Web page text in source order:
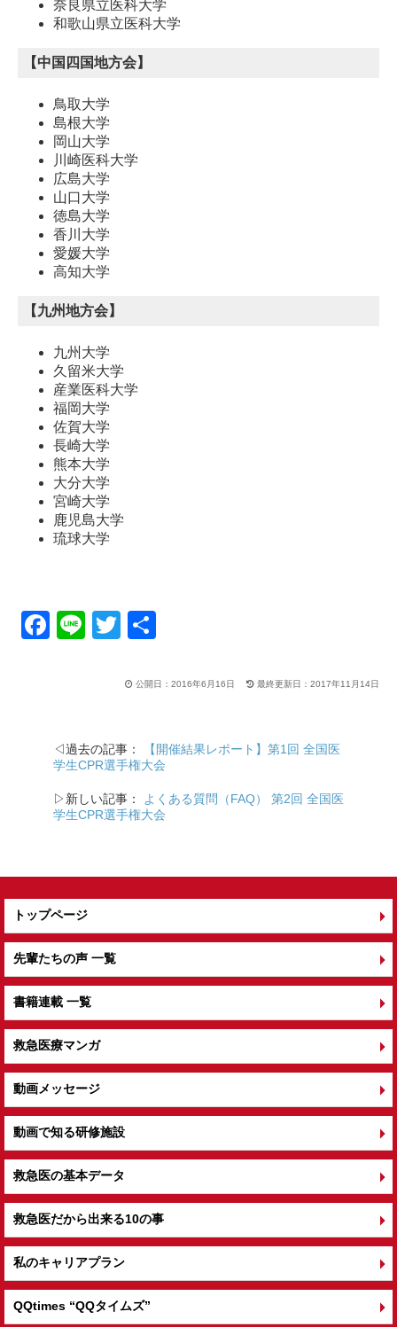
奈良県立医科大学
和歌山県立医科大学
【中国四国地方会】
鳥取大学
島根大学
岡山大学
川崎医科大学
広島大学
山口大学
徳島大学
香川大学
愛媛大学
高知大学
【九州地方会】
九州大学
久留米大学
産業医科大学
福岡大学
佐賀大学
長崎大学
熊本大学
大分大学
宮崎大学
鹿児島大学
琉球大学
F
b
o
o
k
Li
T
tt公開日：2016年6月16日 最終更新日：2017年11月14日
◁過去の記事：
【開催結果レポート】第1回 全国医
学生CPR選手権大会
▷新しい記事：
よくある質問（FAQ） 第2回 全国医
学生CPR選手権大会
トップページ
先輩たちの声 一覧
書籍連載 一覧
救急医療マンガ
動画メッセージ
動画で知る研修施設
救急医の基本データ
救急医だから出来る10の事
私のキャリアプラン
QQtimes “QQタイムズ”